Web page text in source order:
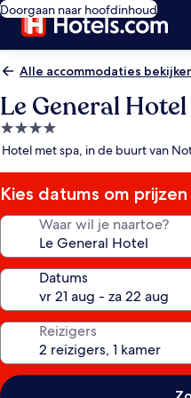
Doorgaan naar hoofdinhoud
Alle accommodaties
Le General Hotel
4.0-
sterrenaccommodatie
Hotel met spa, in de buurt van
Kies datums om
Waar wil je naartoe?
Datums
Reizigers